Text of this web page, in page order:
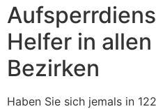
Helfer in
Bezirken
Haben Sie sich jemals in